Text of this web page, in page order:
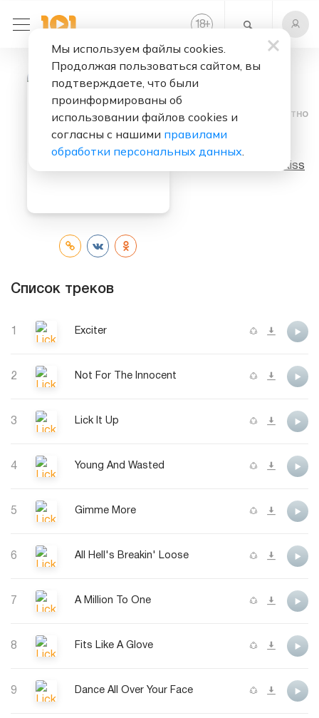
18+
Слушать бесплатно
Lick It Up
Kiss
Список треков
1 Exciter
2 Not For The Innocent
3 Lick It Up
4 Young And Wasted
5 Gimme More
6 All Hell's Breakin' Loose
7 A Million To One
8 Fits Like A Glove
9 Dance All Over Your Face
Мы используем файлы cookies.
Продолжая пользоваться сайтом, вы
подтверждаете, что были
проинформированы об
использовании файлов cookies и
согласны с нашими правилами
обработки персональных данных.